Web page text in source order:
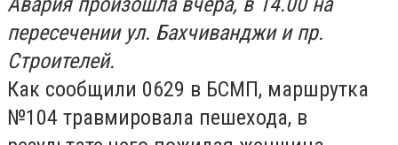
пересечении ул. Бахчиванджи и пр.
Строителей.
Как сообщили 0629 в БСМП, маршрутка
№104 травмировала пешехода, в